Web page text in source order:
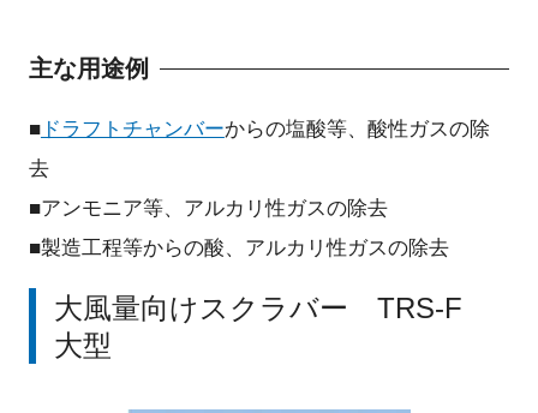
主な用途例
■ドラフトチャンバーからの塩酸等、酸性ガスの除
去
■アンモニア等、アルカリ性ガスの除去
■製造工程等からの酸、アルカリ性ガスの除去
大風量向け スクラバー TRS-F
大型